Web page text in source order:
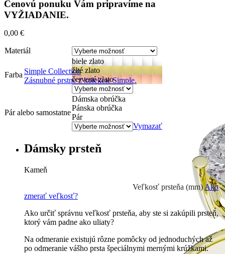
Simple Collection
Zásnubné prstne z kolekcie Simple.
Cenovú ponuku Vám pripravíme na
VYŽIADANIE.
0,00 €
Materiál
Farba
biele zlato
žlté zlato
červené zlato
Pár alebo samostatne
Dámska obrúčka
Pánska obrúčka
Pár
Vymazať
Dámsky prsteň
Kameň
Veľkosť prsteňa (mm)Ako
zmerať veľkosť?
Ako určiť správnu veľkosť prsteňa, aby ste si zakúpili prsteň,
ktorý vám padne ako uliaty?
Na odmeranie existujú rôzne pomôcky od jednoduchých až
po odmeranie vášho prsta špeciálnymi mernými krúžkami.